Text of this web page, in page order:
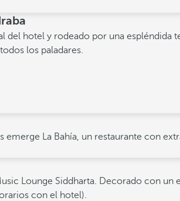
del hotel y rodeado por una
los paladares.
La Bahía, un restaurante con
Lounge Siddharta. Decorado con
con el hotel).